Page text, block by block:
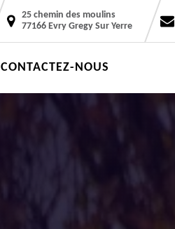
25 chemin des moulins
77166 Evry Gregy Sur Yerre
CONTACTEZ-NOUS